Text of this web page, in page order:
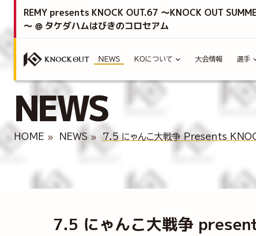
REMY presents KNOCK OUT.67 ～KNOCK OUT
～ @ タケダハムはびきのコロセアム
NEWS KOについて 大会情報 選手
NEWS
HOME NEWS 7.5 にゃんこ大戦争 Presents
7.5 にゃんこ大戦争